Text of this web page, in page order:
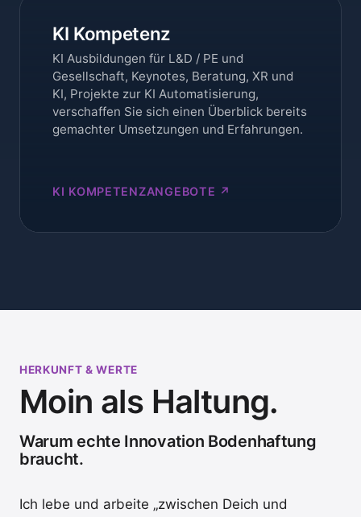
KI Kompetenz
KI Ausbildungen für L&D / PE und
Gesellschaft, Keynotes, Beratung, XR und
KI, Projekte zur KI Automatisierung,
verschaffen Sie sich einen Überblick bereits
gemachter Umsetzungen und Erfahrungen.
KI KOMPETENZANGEBOTE ↗
HERKUNFT & WERTE
Moin als Haltung.
Warum echte Innovation Bodenhaftung
braucht.
Ich lebe und arbeite „zwischen Deich und